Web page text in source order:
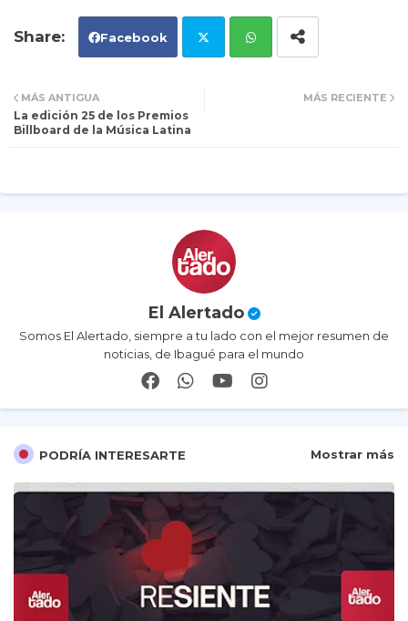
Facebook
MÁS RECIENTE
MÁS ANTIGUA
La edición 25 de los Premios
Billboard de la Música Latina
El Alertado
Somos El Alertado, siempre a tu lado con el mejor resumen de
noticias, de Ibagué para el mundo
PODRÍA INTERESARTE Mostrar más